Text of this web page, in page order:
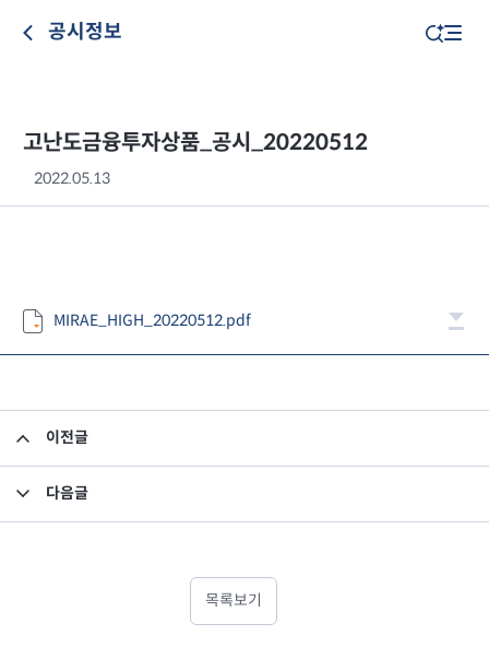
공시정보
고난도금융투자상품_공시_20220512
2022.05.13
MIRAE_HIGH_20220512.pdf
이전글
다음글
목록보기